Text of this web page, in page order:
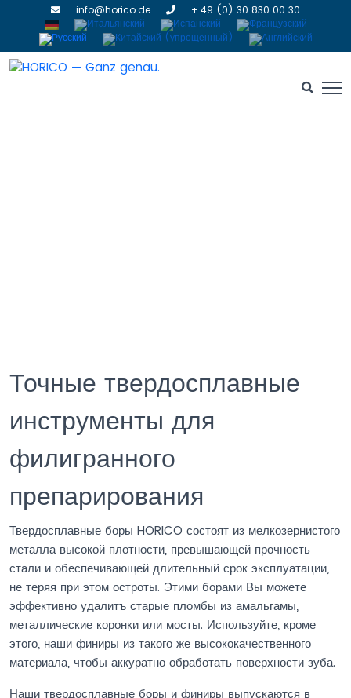
info@horico.de + 49 (0) 30 830 00 30
Точные твердосплавные
инструменты для
филигранного
препарирования
Твердосплавные боры HORICO состоят из мелкозернистого
металла высокой плотности, превышающей прочность
стали и обеспечивающей длительный срок эксплуатации,
не теряя при этом остроты. Этими борами Вы можете
эффективно удалитъ старые пломбы из амальгамы,
металлические коронки или мосты. Используйте, кроме
этого, наши финиры из такого же высококачественного
материала, чтобы аккуратно обработать поверхности зуба.
Наши твердосплавные боры и финиры выпускаются в